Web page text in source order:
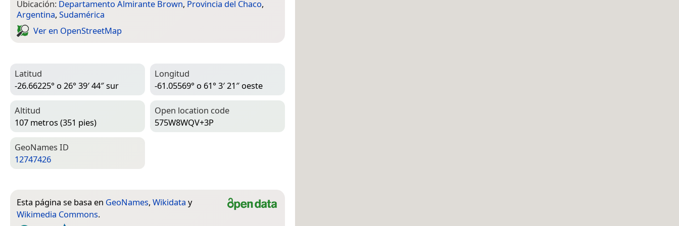
Ubicación: Departamento Almirante Brown, Provincia del Chaco,
Argentina, Sudamérica
Ver en Open­Street­Map
Latitud
-26.66225° o 26° 39′ 44″ sur
Longitud
-61.05569° o 61° 3′ 21″ oeste
Altitud
107 metros (351 pies)
Open location code
575W8WQV+3P
Geo­Names ID
12747426
Esta página se basa en GeoNames, Wikidata y
Wikimedia Commons.